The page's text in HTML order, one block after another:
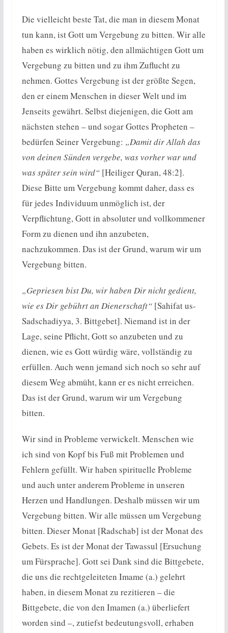
Die vielleicht beste Tat, die man in diesem Monat
tun kann, ist Gott um Vergebung zu bitten. Wir alle
haben es wirklich nötig, den allmächtigen Gott um
Vergebung zu bitten und zu ihm Zuflucht zu
nehmen. Gottes Vergebung ist der größte Segen,
den er einem Menschen in dieser Welt und im
Jenseits gewährt. Selbst diejenigen, die Gott am
nächsten stehen – und sogar Gottes Propheten –
bedürfen Seiner Vergebung: „Damit dir Allah das
von deinen Sünden vergebe, was vorher war und
was später sein wird“[Heiliger Quran, 48:2].
Diese Bitte um Vergebung kommt daher, dass es
für jedes Individuum unmöglich ist, der
Verpflichtung, Gott in absoluter und vollkommener
Form zu dienen und ihn anzubeten,
nachzukommen. Das ist der Grund, warum wir um
Vergebung bitten.
„Gepriesen bist Du, wir haben Dir nicht gedient,
wie es Dir gebührt an Dienerschaft“[Sahifat us-
Sadschadiyya, 3. Bittgebet]. Niemand ist in der
Lage, seine Pflicht, Gott so anzubeten und zu
dienen, wie es Gott würdig wäre, vollständig zu
erfüllen. Auch wenn jemand sich noch so sehr auf
diesem Weg abmüht, kann er es nicht erreichen.
Das ist der Grund, warum wir um Vergebung
bitten.
Wir sind in Probleme verwickelt. Menschen wie
ich sind von Kopf bis Fuß mit Problemen und
Fehlern gefüllt. Wir haben spirituelle Probleme
und auch unter anderem Probleme in unseren
Herzen und Handlungen. Deshalb müssen wir um
Vergebung bitten. Wir alle müssen um Vergebung
bitten. Dieser Monat [Radschab] ist der Monat des
Gebets. Es ist der Monat der Tawassul [Ersuchung
um Fürsprache]. Gott sei Dank sind die Bittgebete,
die uns die rechtgeleiteten Imame (a.) gelehrt
haben, in diesem Monat zu rezitieren – die
Bittgebete, die von den Imamen (a.) überliefert
worden sind –, zutiefst bedeutungsvoll, erhaben